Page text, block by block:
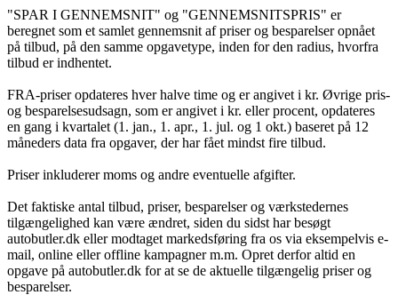
"SPAR I GENNEMSNIT" og "GENNEMSNITSPRIS" er
beregnet som et samlet gennemsnit af priser og besparelser opnået
på tilbud, på den samme opgavetype, inden for den radius, hvorfra
tilbud er indhentet.
FRA-priser opdateres hver halve time og er angivet i kr. Øvrige pris-
og besparelsesudsagn, som er angivet i kr. eller procent, opdateres
en gang i kvartalet (1. jan., 1. apr., 1. jul. og 1 okt.) baseret på 12
måneders data fra opgaver, der har fået mindst fire tilbud.
Priser inkluderer moms og andre eventuelle afgifter.
Det faktiske antal tilbud, priser, besparelser og værkstedernes
tilgængelighed kan være ændret, siden du sidst har besøgt
autobutler.dk eller modtaget markedsføring fra os via eksempelvis e-
mail, online eller offline kampagner m.m. Opret derfor altid en
opgave på autobutler.dk for at se de aktuelle tilgængelig priser og
besparelser.